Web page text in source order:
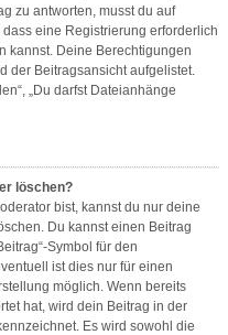
zu antworten, musst du auf
dass eine Registrierung erforderlich
kannst. Deine Berechtigungen
der Beitragsansicht aufgelistet.
„Du darfst Dateianhänge
löschen?
bist, kannst du nur deine
Du kannst einen Beitrag
Symbol für den
ist dies nur für einen
möglich. Wenn bereits
hat, wird dein Beitrag in der
Es wird sowohl die